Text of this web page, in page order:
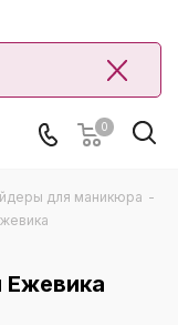
0
для маникюра -
Ежевика